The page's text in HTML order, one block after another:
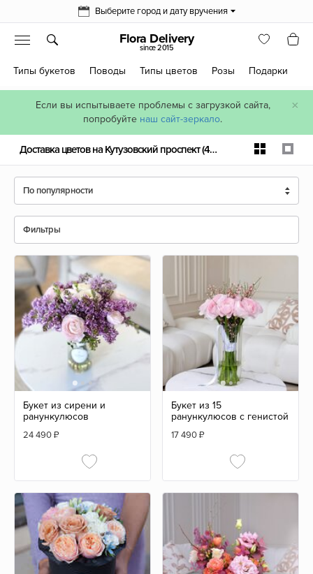
×
Если вы испытываете проблемы с загрузкой сайта,
попробуйте наш сайт-зеркало.
Выберите город и дату вручения
Flora Delivery
since 2015
Типы букетов Поводы Типы цветов Розы Подарки
Доставка цветов на Кутузовский проспект(459 шт)
По популярности
Фильтры
Букет из сирени и
ранункулюсов
24 490₽
Букет из 15
ранункулюсов с генистой
17 490₽